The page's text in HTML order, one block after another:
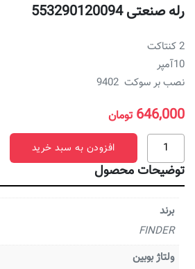
رله صنعتی 553290120094
2 كنتاكت
10آمپر
نصب بر سوكت 9402
646,000 تومان
رله
صنعتی
553290120094
عدد
افزودن به سبد خرید
توضیحات محصول
برند
FINDER
ولتاژ بوبین